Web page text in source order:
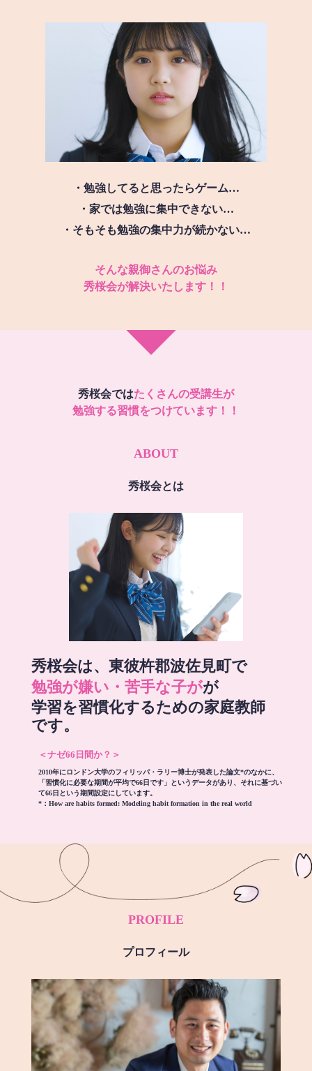
・勉強してると思ったらゲーム…
・家では勉強に集中できない…
・そもそも勉強の集中力が続かない…
そんな親御さんのお悩み
秀桜会が解決いたします！！
秀桜会ではたくさんの受講生が
勉強する習慣をつけています！！
ABOUT
秀桜会とは
秀桜会は、東彼杵郡波佐見町で
勉強が嫌い・苦手な子がが
学習を習慣化するための家庭教師
です。
＜ナゼ66日間か？＞
2010年にロンドン大学のフィリッパ・ラリー博士が発表した論文*のなかに、
「習慣化に必要な期間が平均で66日です」というデータがあり、それに基づい
て66日という期間設定にしています。
*： How are habits formed: Modeling habit formation in the real world
PROFILE
プロフィール